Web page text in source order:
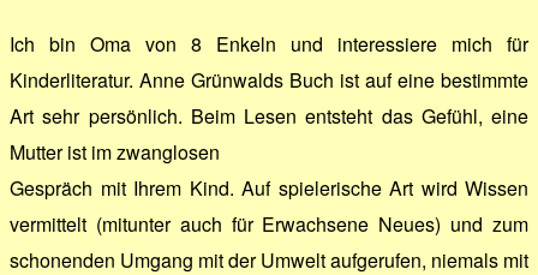
Ich bin Oma von 8 Enkeln und interessiere mich für
Kinderliteratur. Anne Grünwalds Buch ist auf eine bestimmte
Art sehr persönlich. Beim Lesen entsteht das Gefühl, eine
Mutter ist im zwanglosen
Gespräch mit Ihrem Kind. Auf spielerische Art wird Wissen
vermittelt (mitunter auch für Erwachsene Neues) und zum
schonenden Umgang mit der Umwelt aufgerufen, niemals mit